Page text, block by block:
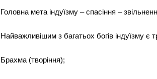
Головна мета індуїзму – спасіння –
Найважливішим з багатьох богів індуїзму є
Брахма (творіння);